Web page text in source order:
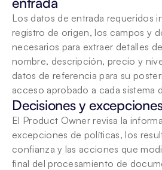
Los datos de entrada requeridos
registro de origen, los campos y
necesarios para extraer detalles
nombre, descripción, precio y
datos de referencia para su
acceso aprobado a cada sistema
Decisiones y
El Product Owner revisa la
excepciones de políticas, los
confianza y las acciones que
final del procesamiento de